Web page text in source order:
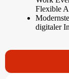
Flexible
digitaler